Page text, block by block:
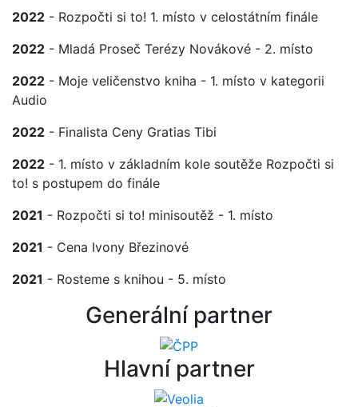
2022 - Rozpočti si to! 1. místo v celostátním finále
2022 - Mladá Proseč Terézy Novákové - 2. místo
2022 - Moje veličenstvo kniha - 1. místo v kategorii
Audio
2022 - Finalista Ceny Gratias Tibi
2022 - 1. místo v základním kole soutěže Rozpočti si
to! s postupem do finále
2021 - Rozpočti si to! minisoutěž - 1. místo
2021 - Cena Ivony Březinové
2021 - Rosteme s knihou - 5. místo
Generální partner
Hlavní partner